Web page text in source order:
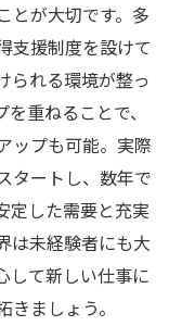
とが大切です。多
支援制度を設けて
られる環境が整っ
重ねることで、
ップも可能。実際
タートし、数年で
定した需要と充実
は未経験者にも大
して新しい仕事に
ましょう。